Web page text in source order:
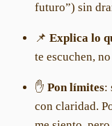
futuro”) sin
📌 Explica lo
te escuchen,
✋ Pon límites:
con claridad.